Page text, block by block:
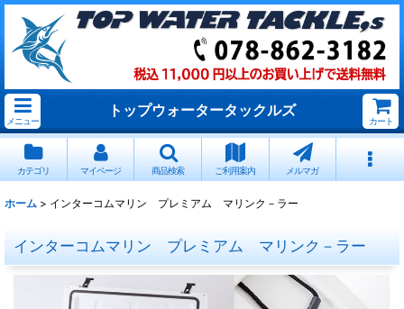
メニュー
トップウォータータックルズ
カート
カテゴリ マイページ 商品検索 ご利用案内 メルマガ
ホーム > インターコムマリン プレミアム マリンク－ラー
インターコムマリン プレミアム マリンク－ラー